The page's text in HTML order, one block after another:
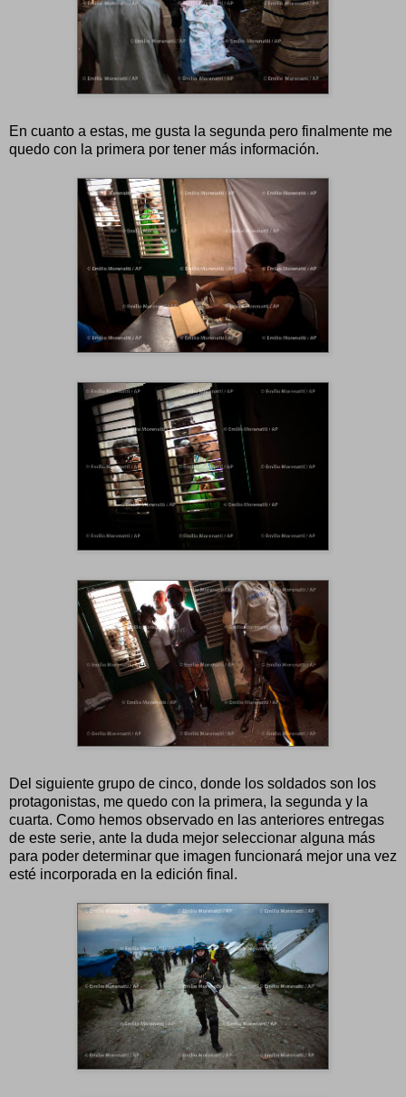
En cuanto a estas, me gusta la segunda pero finalmente me
quedo con la primera por tener más información.
Del siguiente grupo de cinco, donde los soldados son los
protagonistas, me quedo con la primera, la segunda y la
cuarta. Como hemos observado en las anteriores entregas
de este serie, ante la duda mejor seleccionar alguna más
para poder determinar que imagen funcionará mejor una vez
esté incorporada en la edición final.